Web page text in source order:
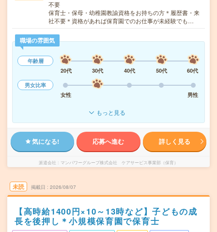
不要
保育士・保母・幼稚園教諭資格をお持ちの方＊履歴書・来
社不要＊資格があれば保育園でのお仕事が未経験でも…
職場の雰囲気
年齢層
20代
30代 40代 50代
60代
男女比率
女性
男性
もっと見る
気になる! 応募へ進む 詳しく見る
派遣会社 マンパワーグループ株式会社 ケアサービス事業部（保育）
未読 掲載日 2026/08/07
【高時給1400円×10～13時など】子どもの成
長を後押し＊小規模保育園で保育士